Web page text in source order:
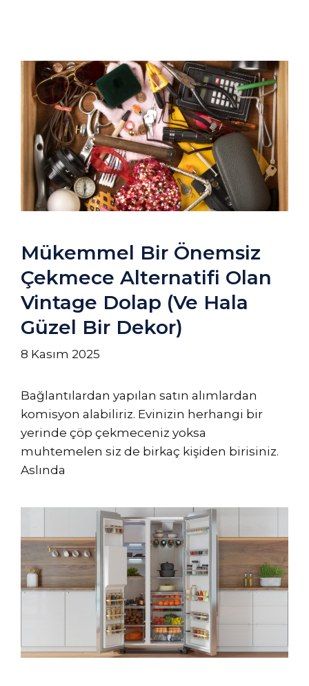
Mükemmel Bir Önemsiz
Çekmece Alternatifi Olan
Vintage Dolap (Ve Hala
Güzel Bir Dekor)
8 Kasım 2025
Bağlantılardan yapılan satın alımlardan
komisyon alabiliriz. Evinizin herhangi bir
yerinde çöp çekmeceniz yoksa
muhtemelen siz de birkaç kişiden birisiniz.
Aslında